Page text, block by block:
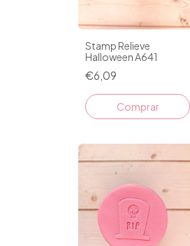
Stamp Relieve
Halloween A641
€6,09